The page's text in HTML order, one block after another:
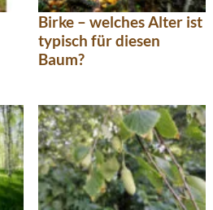
Birke – welches Alter ist
typisch für diesen
Baum?